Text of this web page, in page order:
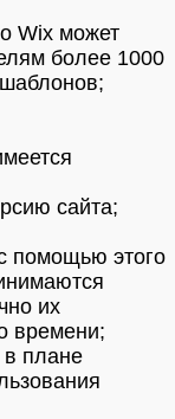
Wix может
более 1000
сайта;
помощью этого
их
времени;
плане